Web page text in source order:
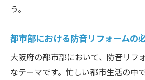
住まいに合わせた素材選び
大阪府の住宅環境に適し
目的に応じた防音リフォ
う。
都市部における防音リフォームの
大阪府の都市部において、防音リフ
なテーマです。忙しい都市生活の中